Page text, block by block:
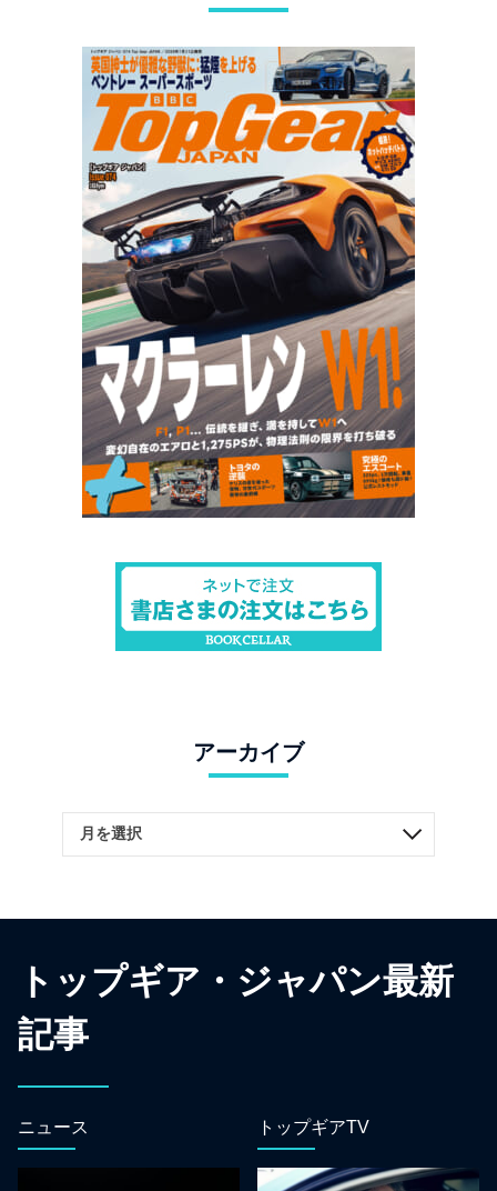
アーカイブ
トップギア・ジャパン最新
記事
ニュース トップギアTV